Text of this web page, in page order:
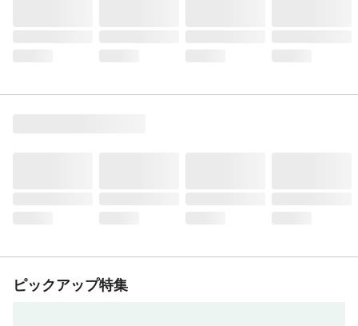
ピックアップ特集